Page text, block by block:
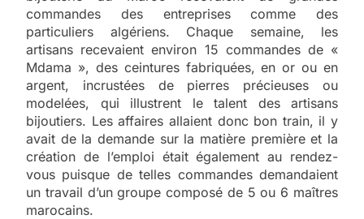
commandes des entreprises comme des
particuliers algériens. Chaque semaine, les
artisans recevaient environ 15 commandes de «
Mdama », des ceintures fabriquées, en or ou en
argent, incrustées de pierres précieuses ou
modelées, qui illustrent le talent des artisans
bijoutiers. Les affaires allaient donc bon train, il y
avait de la demande sur la matière première et la
création de l’emploi était également au rendez-
vous puisque de telles commandes demandaient
un travail d’un groupe composé de 5 ou 6 maîtres
marocains.